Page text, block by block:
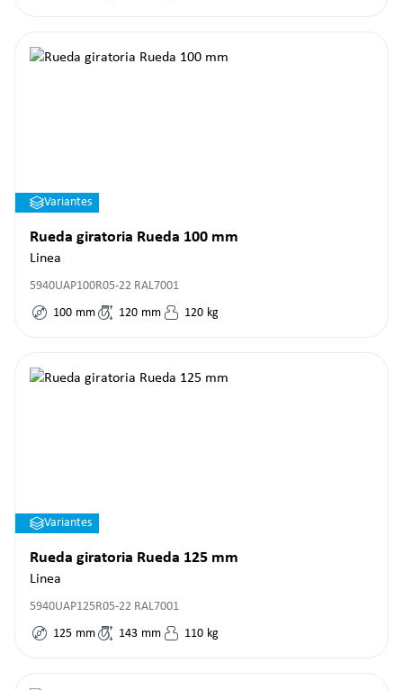
Variantes
Rueda giratoria Rueda 100 mm
Linea
5940UAP100R05-22 RAL7001
100 mm 120 mm 120 kg
Variantes
Rueda giratoria Rueda 125 mm
Linea
5940UAP125R05-22 RAL7001
125 mm 143 mm 110 kg